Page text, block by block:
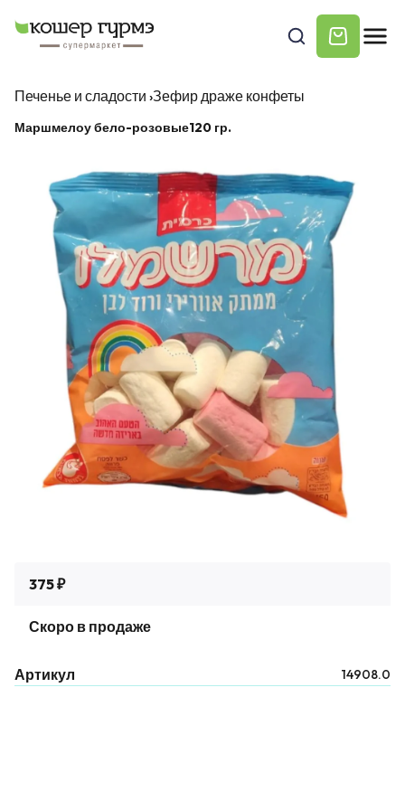
Печенье и сладости ›Зефир драже конфеты
Маршмелоу бело-розовые120 гр.
375 ₽
Скоро в продаже
Артикул 14908.0